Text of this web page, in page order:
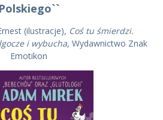
Polskiego``
(ilustracje), Coś tu śmierdzi.
i wybucha, Wydawnictwo Znak
Emotikon